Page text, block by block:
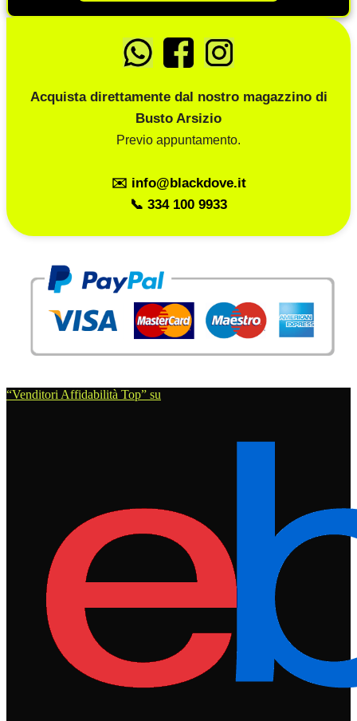
Acquista direttamente dal nostro magazzino di
Busto Arsizio
Previo appuntamento.
✉️ info@blackdove.it
📞 334 100 9933
“Venditori Affidabilità Top” su